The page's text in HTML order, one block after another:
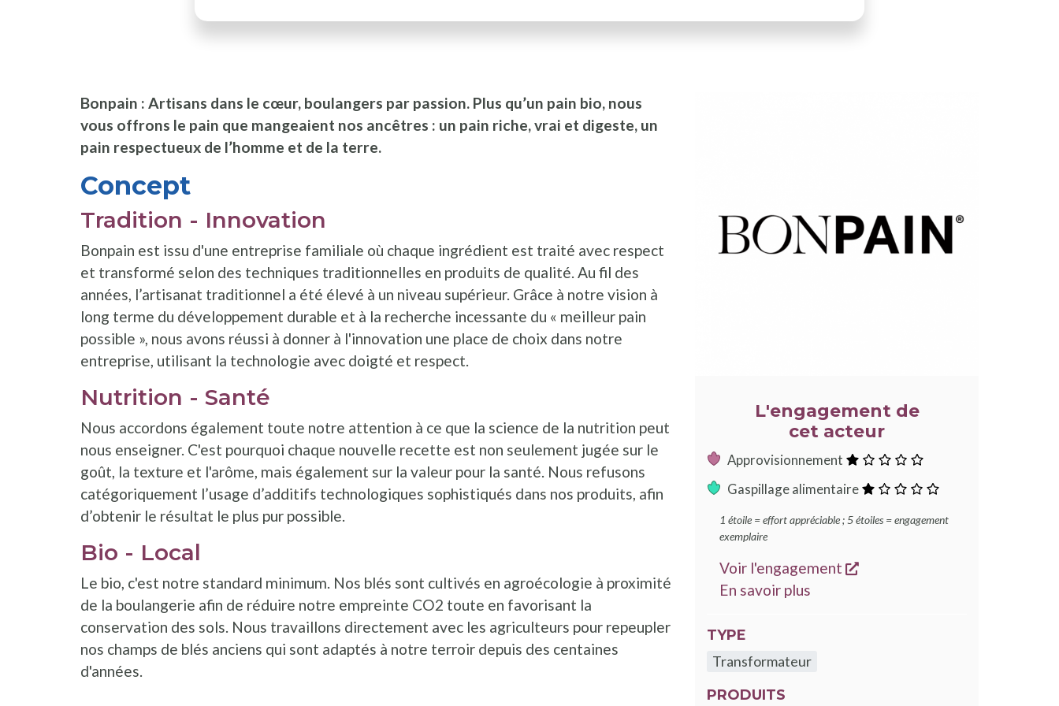
Bonpain : Artisans dans le cœur, boulangers par passion. Plus qu’un pain bio, nous
vous offrons le pain que mangeaient nos ancêtres : un pain riche, vrai et digeste, un
pain respectueux de l’homme et de la terre.
Concept
Tradition - Innovation
Bonpain est issu d'une entreprise familiale où chaque ingrédient est traité avec respect
et transformé selon des techniques traditionnelles en produits de qualité. Au fil des
années, l’artisanat traditionnel a été élevé à un niveau supérieur. Grâce à notre vision à
long terme du développement durable et à la recherche incessante du « meilleur pain
possible », nous avons réussi à donner à l'innovation une place de choix dans notre
entreprise, utilisant la technologie avec doigté et respect.
Nutrition - Santé
Nous accordons également toute notre attention à ce que la science de la nutrition peut
nous enseigner. C'est pourquoi chaque nouvelle recette est non seulement jugée sur le
goût, la texture et l'arôme, mais également sur la valeur pour la santé. Nous refusons
catégoriquement l’usage d’additifs technologiques sophistiqués dans nos produits, afin
d’obtenir le résultat le plus pur possible.
Bio - Local
Le bio, c'est notre standard minimum. Nos blés sont cultivés en agroécologie à proximité
de la boulangerie afin de réduire notre empreinte CO2 toute en favorisant la
conservation des sols. Nous travaillons directement avec les agriculteurs pour repeupler
nos champs de blés anciens qui sont adaptés à notre terroir depuis des centaines
d'années.
L'engagement de
cet acteur
Approvisionnement
étoile
Gaspillage alimentaire
étoile
1 étoile = effort appréciable ; 5 étoiles = engagement
exemplaire
Voir l'engagement
s'ouvre dans une nouvelle
En savoir plus
TYPE
Transformateur
PRODUITS